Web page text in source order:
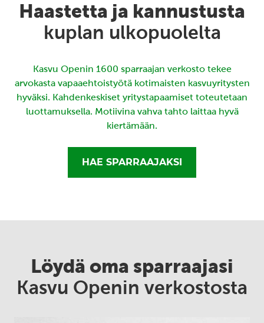
Haastetta ja kannustusta
kuplan ulkopuolelta
Kasvu Openin 1600 sparraajan verkosto tekee
arvokasta vapaaehtoistyötä kotimaisten kasvuyritysten
hyväksi. Kahdenkeskiset yritystapaamiset toteutetaan
luottamuksella. Motiivina vahva tahto laittaa hyvä
kiertämään.
HAE SPARRAAJAKSI
Löydä oma sparraajasi
Kasvu Openin verkostosta